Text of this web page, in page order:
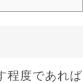
程度であれば